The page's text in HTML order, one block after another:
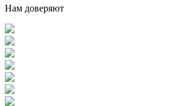
Нам доверяют